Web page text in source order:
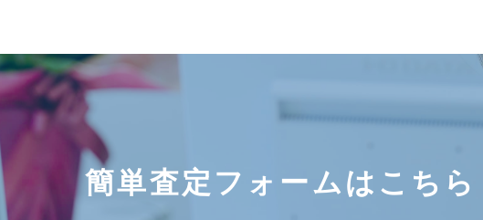
簡単査定フォームはこちら